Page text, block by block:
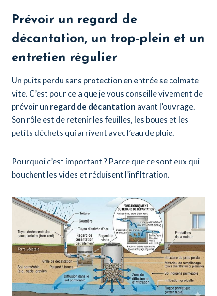
Prévoir un regard de
décantation, un trop-plein et un
entretien régulier
Un puits perdu sans protection en entrée se colmate
vite. C’est pour cela que je vous conseille vivement de
prévoir un regard de décantation avant l’ouvrage.
Son rôle est de retenir les feuilles, les boues et les
petits déchets qui arrivent avec l’eau de pluie.
Pourquoi c’est important ? Parce que ce sont eux qui
bouchent les vides et réduisent l’infiltration.